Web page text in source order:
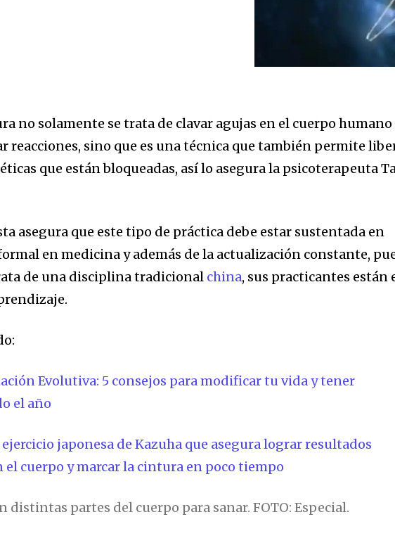
no solamente se trata de clavar agujas en el cuerpo humano
reacciones, sino que es una técnica que también permite
que están bloqueadas, así lo asegura la psicoterapeuta
asegura que este tipo de práctica debe estar sustentada en
en medicina y además de la actualización constante,
de una disciplina tradicional china, sus practicantes están
Evolutiva: 5 consejos para modificar tu vida y tener
el año
japonesa de Kazuha que asegura lograr resultados
el cuerpo y marcar la cintura en poco tiempo
distintas partes del cuerpo para sanar. FOTO: Especial.